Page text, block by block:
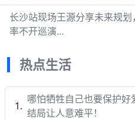
长沙站现场王源分享未来规
率不开巡演…
热点生活
哪怕牺牲自己也要保护好
结局让人意难平！